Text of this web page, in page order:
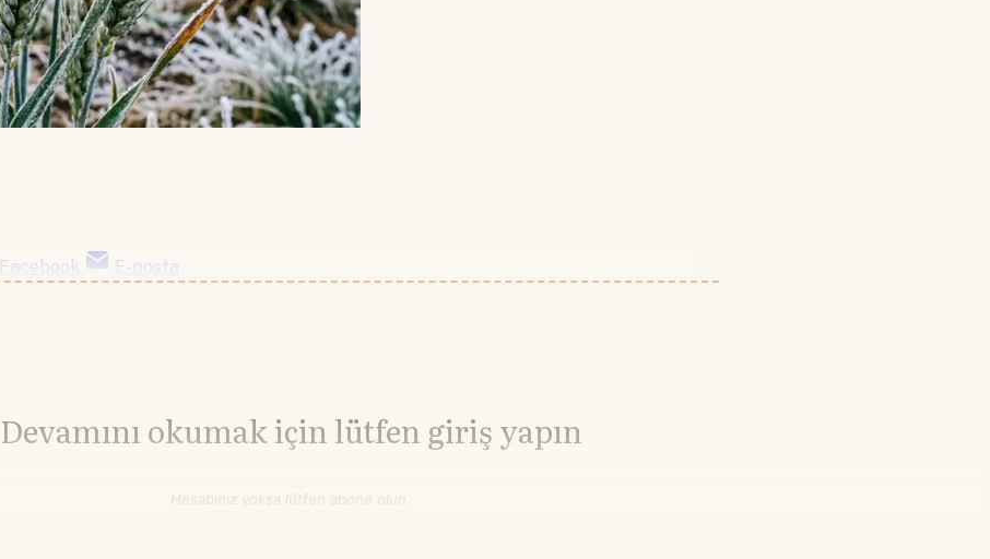
Facebook E-posta
Devamını okumak için lütfen giriş yapın
Hesabınız yoksa lütfen abone olun.